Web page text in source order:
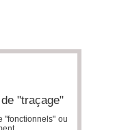
"traçage"
"fonctionnels" ou